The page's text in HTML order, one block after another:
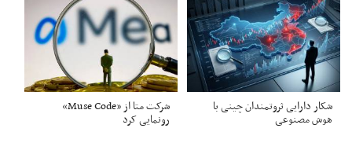
شکار دارایی ثروتمندان چینی با
هوش مصنوعی
شرکت متا از «Muse Code»
رونمایی کرد